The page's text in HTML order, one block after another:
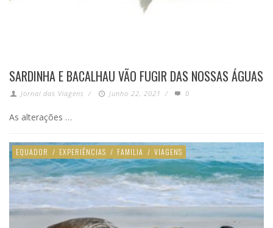
SARDINHA E BACALHAU VÃO FUGIR DAS NOSSAS ÁGUAS
Jornal das Viagens / Junho 22, 2021 / 0
As alterações …
EQUADOR / EXPERIÊNCIAS / FAMILIA / VIAGENS